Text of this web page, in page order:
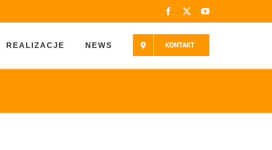
Facebook YouTube
REALIZACJE NEWS KONTAKT